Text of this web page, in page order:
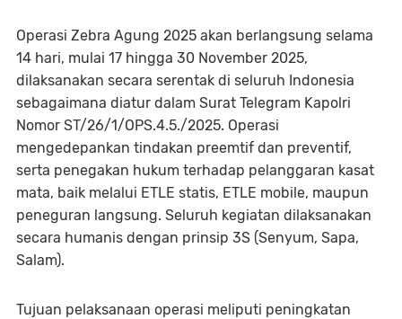
Operasi Zebra Agung 2025 akan berlangsung selama
14 hari, mulai 17 hingga 30 November 2025,
dilaksanakan secara serentak di seluruh Indonesia
sebagaimana diatur dalam Surat Telegram Kapolri
Nomor ST/26/1/OPS.4.5./2025. Operasi
mengedepankan tindakan preemtif dan preventif,
serta penegakan hukum terhadap pelanggaran kasat
mata, baik melalui ETLE statis, ETLE mobile, maupun
peneguran langsung. Seluruh kegiatan dilaksanakan
secara humanis dengan prinsip 3S (Senyum, Sapa,
Salam).
Tujuan pelaksanaan operasi meliputi peningkatan